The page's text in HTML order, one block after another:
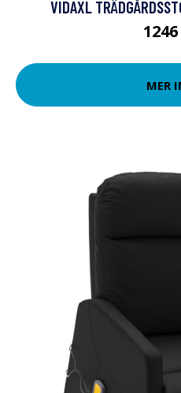
VIDAXL
1246
MER